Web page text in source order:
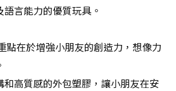
言能力的優質玩具。
點在於增強小朋友的創造力，想像力
高質感的外包塑膠，讓小朋友在安